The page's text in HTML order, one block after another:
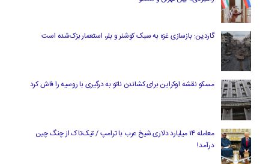
گاردین: بازسازی غزه به سبک کوشنر و بلر، استعمار بزک‌شده است
مسکو نقشه اوکراین برای کشاندن ناتو به درگیری با روسیه را فاش کرد
معامله ۱۴ میلیارد دلاری شیخ عرب با ترامپ / تیک‌تاک از چنگ چین
درآمد!